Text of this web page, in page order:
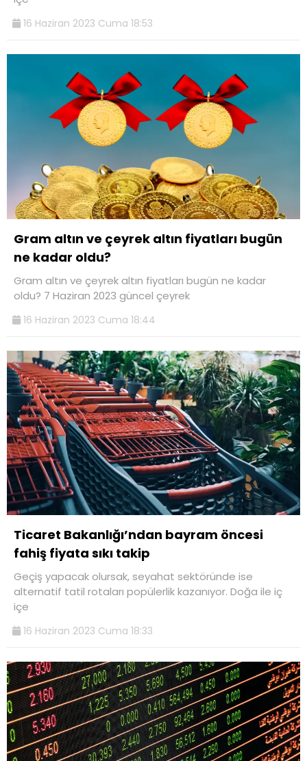
16 Haziran 2023 Cuma 18:53
Gram altın ve çeyrek altın fiyatları bugün
ne kadar oldu?
Gram altın ve çeyrek altın fiyatları bugün ne kadar
oldu? 7 Haziran 2023 güncel çeyrek
16 Haziran 2023 Cuma 18:44
Ticaret Bakanlığı’ndan bayram öncesi
fahiş fiyata sıkı takip
Geçiş yapacak olursak, seyahat sektöründe ise
alternatif tatil rotaları popülerlik kazanıyor. Doğa ile iç
içe
16 Haziran 2023 Cuma 18:33